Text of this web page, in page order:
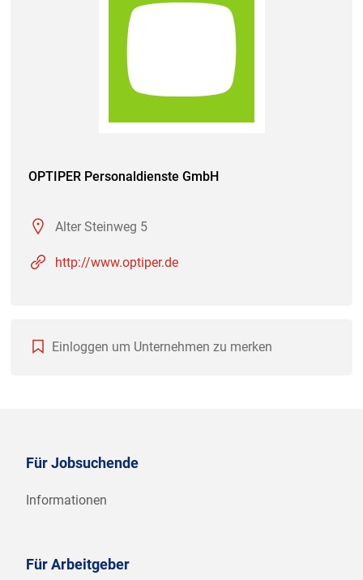
OPTIPER Personaldienste GmbH
Alter Steinweg 5
http://www.optiper.de
Einloggen um Unternehmen zu merken
Für Jobsuchende
Informationen
Für Arbeitgeber